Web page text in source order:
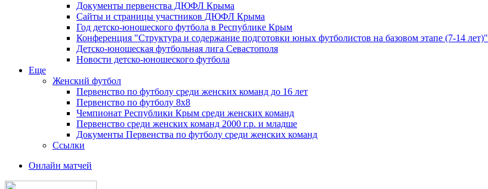
Документы первенства ДЮФЛ Крыма
Сайты и страницы участников ДЮФЛ Крыма
Год детско-юношеского футбола в Республике Крым
Конференция "Структура и содержание подготовки юных футболистов на базовом этапе (7-14 лет)"
Детско-юношеская футбольная лига Севастополя
Новости детско-юношеского футбола
Еще
Женский футбол
Первенство по футболу среди женских команд до 16 лет
Первенство по футболу 8х8
Чемпионат Республики Крым среди женских команд
Первенство среди женских команд 2000 г.р. и младше
Документы Первенства по футболу среди женских команд
Ссылки
Онлайн матчей